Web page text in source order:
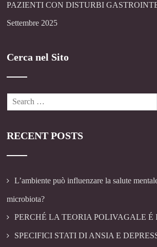
PAZIENTI CON DISTURBI
Settembre 2025
Cerca nel Sito
RECENT POSTS
L’ambiente può influenzare la salute
microbiota?
PERCHÉ LA TEORIA POLIVAGALE É
SPECIFICI STATI DI ANSIA E